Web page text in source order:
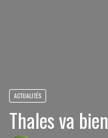
ACTUALITÉS
Thales va bien